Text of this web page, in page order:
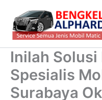
konten
Inilah Solusi
Spesialis
Surabaya